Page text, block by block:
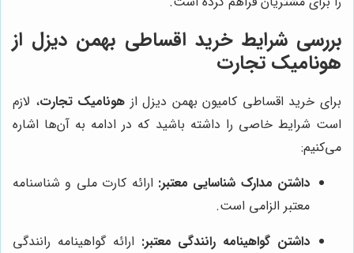
بررسی شرایط خرید اقساطی بهمن دیزل از
هونامیک تجارت
برای خرید اقساطی کامیون بهمن دیزل از هونامیک تجارت، لازم
است شرایط خاصی را داشته باشید که در ادامه به آن‌ها اشاره
می‌کنیم:
داشتن مدارک شناسایی معتبر: ارائه کارت ملی و شناسنامه
معتبر الزامی است.
داشتن گواهینامه رانندگی معتبر: ارائه گواهینامه رانندگی